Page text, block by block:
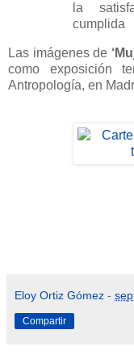
la
cumplida
Las imágenes de
como exposición
Antropología, en
Eloy Ortiz Gómez -
Compartir